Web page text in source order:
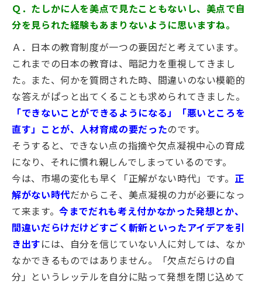
Ｑ．たしかに人を美点で見たこともないし、美点で自
分を見られた経験もあまりないように思いますね。
Ａ．日本の教育制度が一つの要因だと考えています。
これまでの日本の教育は、暗記力を重視してきまし
た。また、何かを質問された時、間違いのない模範的
な答えがぱっと出てくることも求められてきました。
「できないことができるようになる」「悪いところを
直す」ことが、人材育成の要だったのです。
そうすると、できない点の指摘や欠点凝視中心の育成
になり、それに慣れ親しんでしまっているのです。
今は、市場の変化も早く「正解がない時代」です。 正
解がない時代だからこそ、美点凝視の力が必要になっ
て来ます。今までだれも考え付かなかった発想とか、
間違いだらけだけどすごく斬新といったアイデアを引
き出すには、自分を信じていない人に対しては、なか
なかできるものではありません。「欠点だらけの自
分」というレッテルを自分に貼って発想を閉じ込めて